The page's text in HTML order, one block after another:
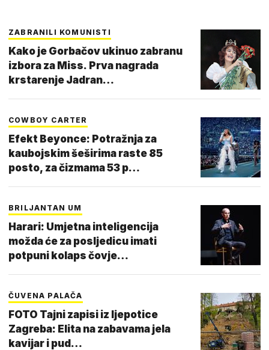
ZABRANILI KOMUNISTI
Kako je Gorbačov ukinuo zabranu
izbora za Miss. Prva nagrada
krstarenje Jadran…
COWBOY CARTER
Efekt Beyonce: Potražnja za
kaubojskim šeširima raste 85
posto, za čizmama 53 p…
BRILJANTAN UM
Harari: Umjetna inteligencija
možda će za posljedicu imati
potpuni kolaps čovje…
ČUVENA PALAČA
FOTO Tajni zapisi iz ljepotice
Zagreba: Elita na zabavama jela
kavijar i pud…